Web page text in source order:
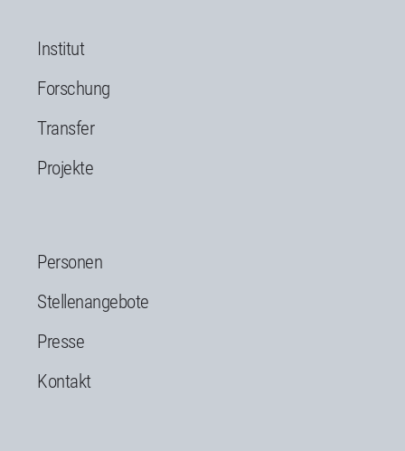
Institut
Forschung
Transfer
Projekte
Personen
Stellenangebote
Presse
Kontakt